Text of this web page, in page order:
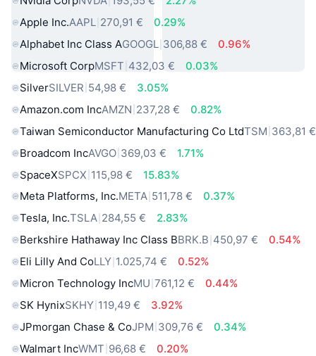
Apple Inc.AAPL 270,91 €
0.29%
Alphabet Inc Class AGOOGL 306,88 €
0.96%
Microsoft CorpMSFT 432,03 €
0.03%
SilverSILVER 54,98 €
3.05%
Amazon.com IncAMZN 237,28 €
0.82%
Taiwan Semiconductor Manufacturing Co LtdTSM 363,81 €
Broadcom IncAVGO 369,03 €
1.71%
SpaceXSPCX 115,98 €
15.83%
Meta Platforms, Inc.META 511,78 €
0.37%
Tesla, Inc.TSLA 284,55 €
2.83%
Berkshire Hathaway Inc Class BBRK.B 450,97 €
0.54%
Eli Lilly And CoLLY 1.025,74 €
0.52%
Micron Technology IncMU 761,12 €
0.44%
SK HynixSKHY 119,49 €
3.92%
JPmorgan Chase & CoJPM 309,76 €
0.34%
Walmart IncWMT 96,68 € 0.20%